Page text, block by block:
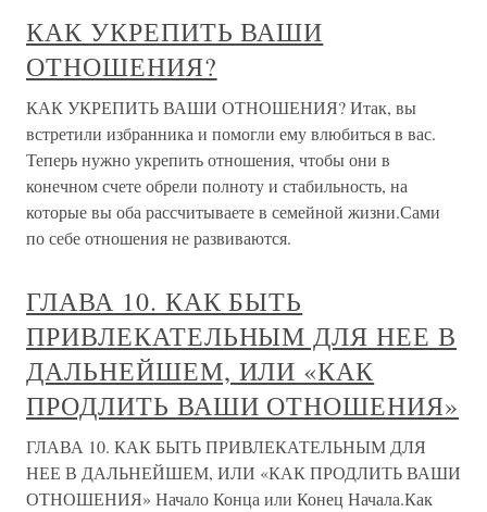
КАК УКРЕПИТЬ ВАШИ
ОТНОШЕНИЯ?
КАК УКРЕПИТЬ ВАШИ ОТНОШЕНИЯ? Итак, вы
встретили избранника и помогли ему влюбиться в вас.
Теперь нужно укрепить отношения, чтобы они в
конечном счете обрели полноту и стабильность, на
которые вы оба рассчитываете в семейной жизни.Сами
по себе отношения не развиваются.
ГЛАВА 10. КАК БЫТЬ
ПРИВЛЕКАТЕЛЬНЫМ ДЛЯ НЕЕ В
ДАЛЬНЕЙШЕМ, ИЛИ «КАК
ПРОДЛИТЬ ВАШИ ОТНОШЕНИЯ»
ГЛАВА 10. КАК БЫТЬ ПРИВЛЕКАТЕЛЬНЫМ ДЛЯ
НЕЕ В ДАЛЬНЕЙШЕМ, ИЛИ «КАК ПРОДЛИТЬ ВАШИ
ОТНОШЕНИЯ» Начало Конца или Конец Начала.Как